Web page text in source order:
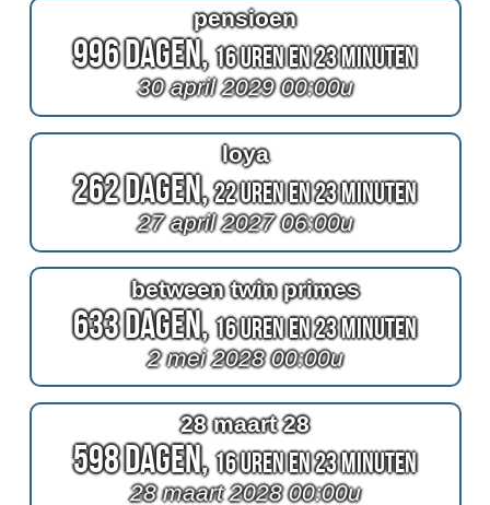
pensioen
996 Dagen,16 Uren en 23 Minuten
30 april 2029 00:00u
loya
262 Dagen,22 Uren en 23 Minuten
27 april 2027 06:00u
between twin primes
633 Dagen,16 Uren en 23 Minuten
2 mei 2028 00:00u
28 maart 28
598 Dagen,16 Uren en 23 Minuten
28 maart 2028 00:00u